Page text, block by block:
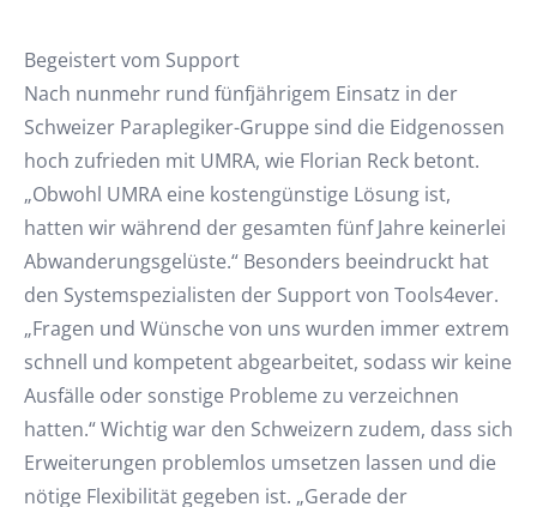
Begeistert vom Support
Nach nunmehr rund fünfjährigem Einsatz in der
Schweizer Paraplegiker-Gruppe sind die Eidgenossen
hoch zufrieden mit UMRA, wie Florian Reck betont.
„Obwohl UMRA eine kostengünstige Lösung ist,
hatten wir während der gesamten fünf Jahre keinerlei
Abwanderungsgelüste.“ Besonders beeindruckt hat
den Systemspezialisten der Support von Tools4ever.
„Fragen und Wünsche von uns wurden immer extrem
schnell und kompetent abgearbeitet, sodass wir keine
Ausfälle oder sonstige Probleme zu verzeichnen
hatten.“ Wichtig war den Schweizern zudem, dass sich
Erweiterungen problemlos umsetzen lassen und die
nötige Flexibilität gegeben ist. „Gerade der